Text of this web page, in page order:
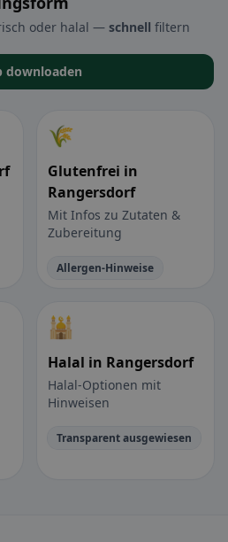
oder halal — schnell filtern
downloaden
🌾
Glutenfrei in
Rangersdorf
Mit Infos zu Zutaten &
Zubereitung
Allergen-Hinweise
🕌
Halal in Rangersdorf
Halal-Optionen mit
Hinweisen
Transparent ausgewiesen